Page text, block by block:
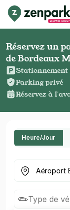
Réservez un
de Bordeaux
Stationnement
Parking privé
Réservez à
Heure/Jour
Où cherchez-
Type de